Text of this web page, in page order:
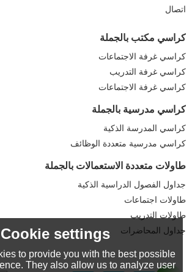
اتصال
كراسي مكتب بالجملة
كراسي غرفة الاجتماعات
كراسي غرفة التدريب
كراسي غرفة الاجتماعات
كراسي مدرسية بالجملة
كراسي المدرسة الذكية
كراسي مدرسية متعددة الوظائف
طاولات متعددة الاستعمالات بالجملة
جداول الفصول الدراسية الذكية
طاولات اجتماعات
طاولات التدريب
جداول المحاضرات
Cookie settings
to provide you with the best possible
They also allow us to analyze user